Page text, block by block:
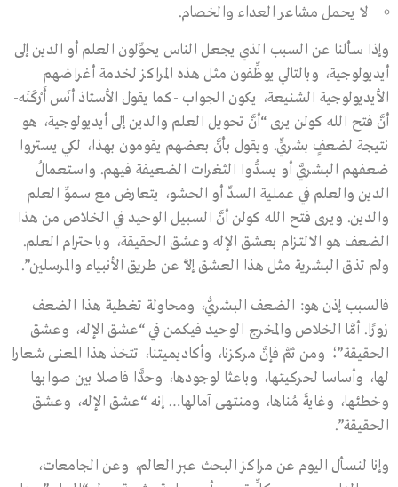
لا يحمل مشاعر العداء والخصام.
وإذا سألنا عن السبب الذي يجعل الناس يحوِّلون العلم أو الدين إلى
أيديولوجية، وبالتالي يوظِّفون مثل هذه المراكز لخدمة أغراضهم
الأيديولوجية الشنيعة، يكون الجواب -كما يقول الأستاذ أنَس أَرْكَنَه-
أنَّ فتح الله كولن يرى “أنَّ تحويل العلم والدين إلى أيديولوجية، هو
نتيجة لضعفٍ بشريٍّ. ويقول بأنَّ بعضهم يقومون بهذا، لكي يستروا
ضعفهم البشريَّ أو يسدُّوا الثغرات الضعيفة فيهم. واستعمالُ
الدين والعلم في عملية السدِّ أو الحشو، يتعارض مع سموِّ العلم
والدين. ويرى فتح الله كولن أنَّ السبيل الوحيد في الخلاص من هذا
الضعف هو الالتزام بعشق الإله وعشق الحقيقة، وباحترام العلم.
ولم تذق البشرية مثل هذا العشق إلاَّ عن طريق الأنبياء والمرسلين”.
فالسبب إذن هو: الضعف البشريُّ، ومحاولة تغطية هذا الضعف
زورًا. أمَّا الخلاص والمخرج الوحيد فيكمن في “عشق الإله، وعشق
الحقيقة”؛ ومن ثمَّ فإنَّ مركزنا، وأكاديميتنا، تتخذ هذا المعنى شعارا
لها، وأساسا لحركيتها، وباعثا لوجودها، وحدًّا فاصلا بين صوابها
وخطئها، وغايةَ مُناها، ومنتهى آمالها… إنه “عشق الإله، وعشق
الحقيقة”.
وإنا لنسأل اليوم عن مراكز البحث عبر العالم، وعن الجامعات،